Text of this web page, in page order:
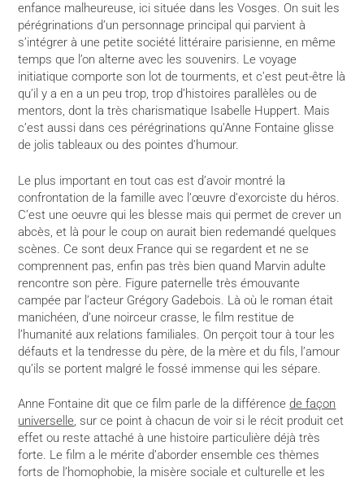
enfance malheureuse, ici située dans les Vosges. On suit les
pérégrinations d’un personnage principal qui parvient à
s’intégrer à une petite société littéraire parisienne, en même
temps que l’on alterne avec les souvenirs. Le voyage
initiatique comporte son lot de tourments, et c’est peut-être là
qu’il y a en a un peu trop, trop d’histoires parallèles ou de
mentors, dont la très charismatique Isabelle Huppert. Mais
c’est aussi dans ces pérégrinations qu’Anne Fontaine glisse
de jolis tableaux ou des pointes d’humour.
Le plus important en tout cas est d’avoir montré la
confrontation de la famille avec l’œuvre d’exorciste du héros.
C’est une oeuvre qui les blesse mais qui permet de crever un
abcès, et là pour le coup on aurait bien redemandé quelques
scènes. Ce sont deux France qui se regardent et ne se
comprennent pas, enfin pas très bien quand Marvin adulte
rencontre son père. Figure paternelle très émouvante
campée par l’acteur Grégory Gadebois. Là où le roman était
manichéen, d’une noirceur crasse, le film restitue de
l’humanité aux relations familiales. On perçoit tour à tour les
défauts et la tendresse du père, de la mère et du fils, l’amour
qu’ils se portent malgré le fossé immense qui les sépare.
Anne Fontaine dit que ce film parle de la différencede façon
universelle, sur ce point à chacun de voir si le récit produit cet
effet ou reste attaché à une histoire particulière déjà très
forte. Le film a le mérite d’aborder ensemble ces thèmes
forts de l’homophobie, la misère sociale et culturelle et les